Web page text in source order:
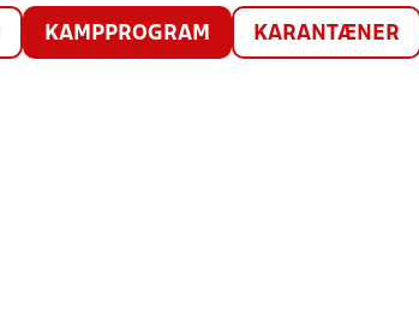
KAMPPROGRAM KARANTÆNER